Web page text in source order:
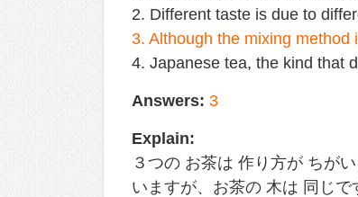
2. Different taste is due to
3. Although the mixing
4. Japanese tea, the kind that
Answers: 3
Explain:
３つの お茶は 作り方が ちが
いますが、お茶の 木は 同じで